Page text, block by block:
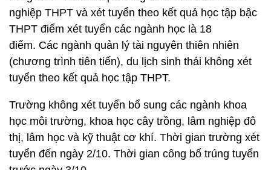
Ảnh minh họa
Ngoài khối ngành sức khỏe, Trường ĐH Lâm
nghiệptuyển bổ sung ở 20 ngành đào tạo tại cơ sở
Hà Nội. Điểm nhận hồ sơ xét tuyển nguyện vọng bổ
nghiệp THPT và xét tuyển theo kết quả học tập bậc
THPT điểm xét tuyển các ngành học là 18
điểm. Các ngành quản lý tài nguyên thiên nhiên
(chương trình tiên tiến), du lịch sinh thái không xét